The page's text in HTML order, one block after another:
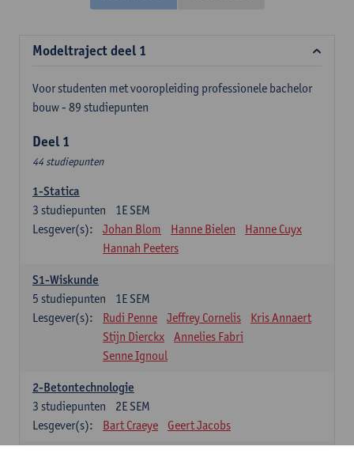
Modeltraject deel 1
Voor studenten met vooropleiding professionele bachelor
bouw - 89 studiepunten
Deel 1
44 studiepunten
1-Statica
1E SEM
3 studiepunten
Lesgever(s):
Johan Blom Hanne Bielen
Hanne Cuyx
Hannah Peeters
S1-Wiskunde
1E SEM
5 studiepunten
Lesgever(s):
Rudi Penne Jeffrey Cornelis
Kris Annaert
Stijn Dierckx
Annelies Fabri
Senne Ignoul
2-Betontechnologie
2E SEM
3 studiepunten
Lesgever(s):
Bart Craeye Geert Jacobs